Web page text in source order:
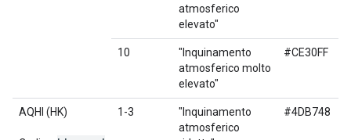
atmosferico
elevato"
10
"Inquinamento
atmosferico molto
elevato"
#CE30FF
AQHI (HK) 1-3
"Inquinamento
atmosferico
#4DB748